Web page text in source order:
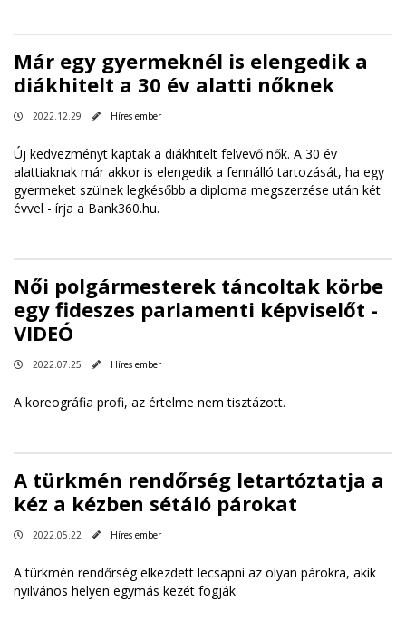
Már egy gyermeknél is elengedik a
diákhitelt a 30 év alatti nőknek
2022.12.29 Híres ember
Új kedvezményt kaptak a diákhitelt felvevő nők. A 30 év
alattiaknak már akkor is elengedik a fennálló tartozását, ha egy
gyermeket szülnek legkésőbb a diploma megszerzése után két
évvel - írja a Bank360.hu.
Női polgármesterek táncoltak körbe
egy fideszes parlamenti képviselőt -
VIDEÓ
2022.07.25 Híres ember
A koreográfia profi, az értelme nem tisztázott.
A türkmén rendőrség letartóztatja a
kéz a kézben sétáló párokat
2022.05.22 Híres ember
A türkmén rendőrség elkezdett lecsapni az olyan párokra, akik
nyilvános helyen egymás kezét fogják